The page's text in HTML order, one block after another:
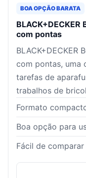
BOA OPÇÃO BARATA
com pontas
BLACK+DECKER
com pontas, uma
tarefas de
trabalhos de
Formato
Boa opção para
Fácil de